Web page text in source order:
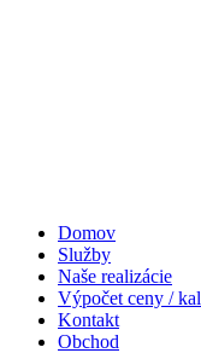
Domov
Služby
Naše realizácie
Výpočet ceny /
Kontakt
Obchod